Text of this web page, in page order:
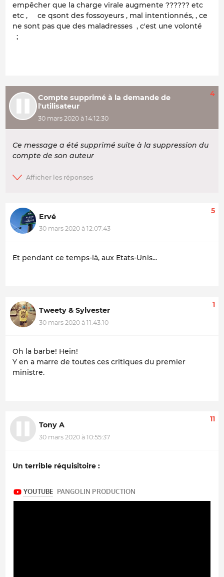
empêcher que la charge virale augmente ?????? etc
etc , ce qsont des fossoyeurs , mal intentionnés, , ce
ne sont pas que des maladresses , c'est une volonté
;
Compte supprimé à la demande de
l'utilisateur
30 mars 2020 à 14:12:30
4
Ce message a été supprimé suite à la suppression du
compte de son auteur
Ervé
30 mars 2020 à 12:07:43
5
Et pendant ce temps-là, aux Etats-Unis...
Tweety & Sylvester
30 mars 2020 à 11:43:10
1
Oh la barbe! Hein!
Y en a marre de toutes ces critiques du premier
ministre.
Tony A
30 mars 2020 à 10:55:37
11
Un terrible réquisitoire :